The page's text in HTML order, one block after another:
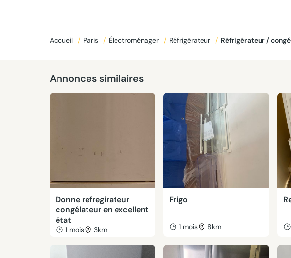
Accueil / Paris / Électroménager / Réfrigérateur / Réfrigérateur /
Annonces similaires
Donne refregirateur
congélateur en excellent
état
1 mois 3km
Frigo
1 mois 8km